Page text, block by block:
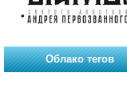
Облако тегов